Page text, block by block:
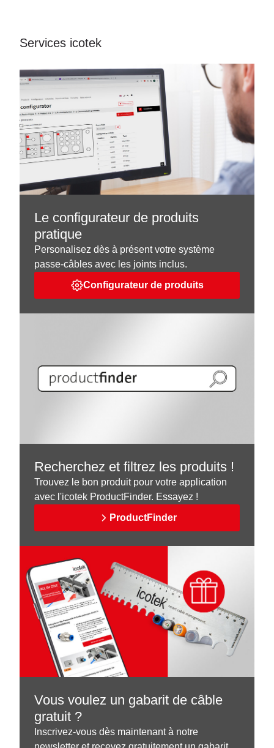
Services icotek
Le configurateur de produits
pratique
Personalisez dès à présent votre système
passe-câbles avec les joints inclus.
Configurateur de produits
Recherchez et filtrez les produits !
Trouvez le bon produit pour votre application
avec l'icotek ProductFinder. Essayez !
ProductFinder
Vous voulez un gabarit de câble
gratuit ?
Inscrivez-vous dès maintenant à notre